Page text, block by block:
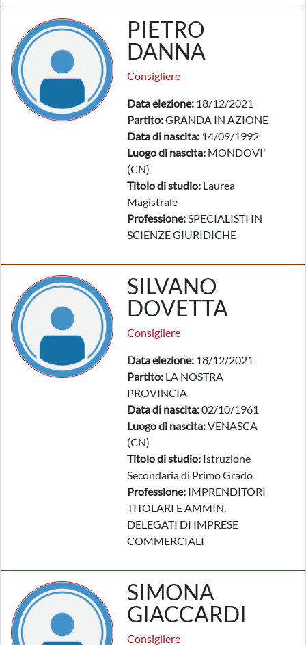
PIETRO
DANNA
Consigliere
Data elezione: 18/12/2021
Partito:GRANDA IN AZIONE
Data di nascita: 14/09/1992
Luogo di nascita: MONDOVI'
(CN)
Titolo di studio: Laurea
Magistrale
Professione:SPECIALISTI IN
SCIENZE GIURIDICHE
SILVANO
DOVETTA
Consigliere
Data elezione: 18/12/2021
Partito: LA NOSTRA
PROVINCIA
Data di nascita:02/10/1961
Luogo di nascita:VENASCA
(CN)
Titolo di studio: Istruzione
Secondaria di Primo Grado
Professione: IMPRENDITORI
TITOLARI E AMMIN.
DELEGATI DI IMPRESE
COMMERCIALI
SIMONA
GIACCARDI
Consigliere